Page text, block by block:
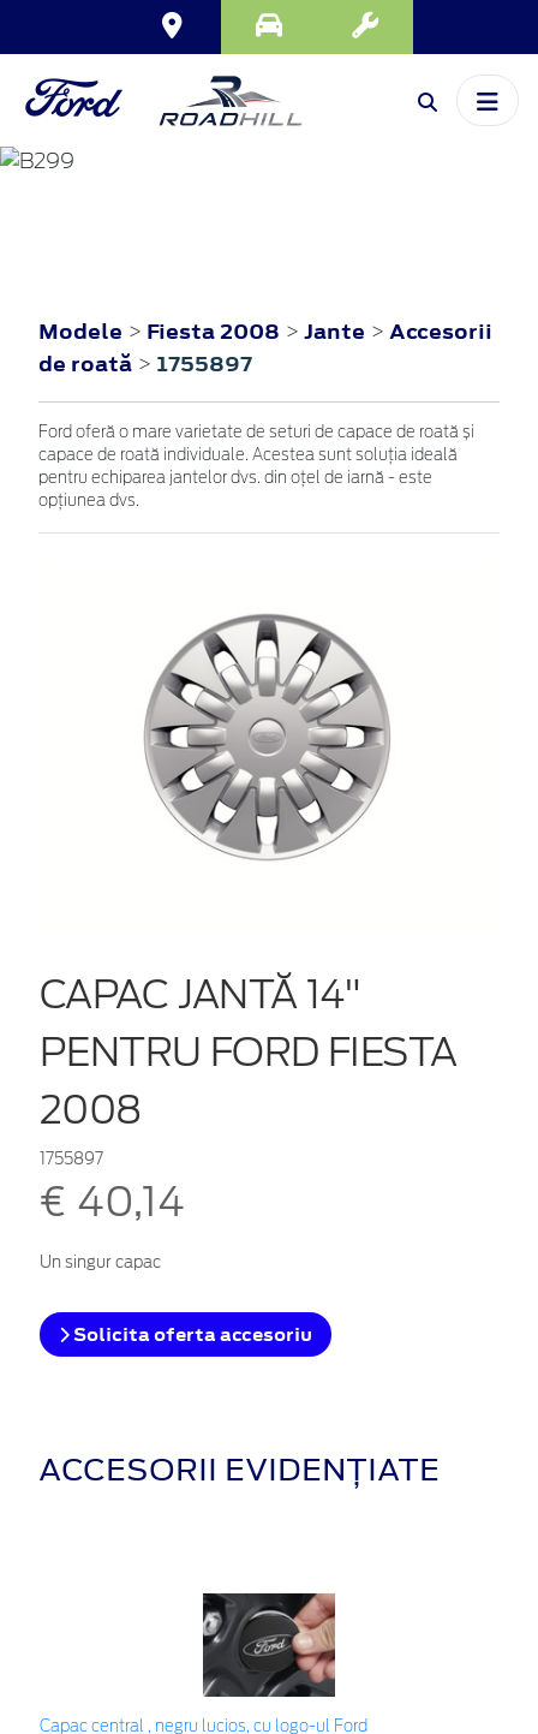
Modele > Fiesta 2008 > Jante > Accesorii
de roată > 1755897
Ford oferă o mare varietate de seturi de capace de roată și
capace de roată individuale. Acestea sunt soluția ideală
pentru echiparea jantelor dvs. din oțel de iarnă - este
opțiunea dvs.
CAPAC JANTĂ 14"
PENTRU FORD FIESTA
2008
1755897
€ 40,14
Un singur capac
Solicita oferta accesoriu
ACCESORII EVIDENȚIATE
Capac central , negru lucios, cu logo-ul Ford